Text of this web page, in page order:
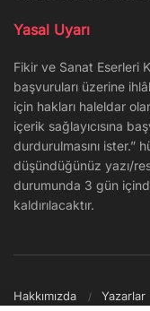
Yasal Uyarı
Fikir ve Sanat Eserleri
başvuruları üzerine
için hakları haleldar
içerik sağlayıcısına
durdurulmasını ister.”
düşündüğünüz yazı/
durumunda 3 gün
kaldırılacaktır.
Hakkımızda Yazarlar